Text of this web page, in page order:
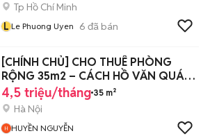
Tp Hồ Chí Minh
L Le Phuong Uyen 6 đã bán
[CHÍNH CHỦ] CHO THUÊ PHÒNG
RỘNG 35m2 – CÁCH HỒ VĂN QUÁN
50M
4,5 triệu/tháng 35 m²
Hà Nội
HUYỀN NGUYỄN